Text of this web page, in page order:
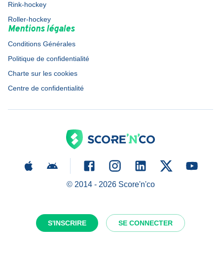
S'INSCRIRE SE CONNECTER
Rink-hockey
Roller-hockey
Mentions légales
Conditions Générales
Politique de confidentialité
Charte sur les cookies
Centre de confidentialité
© 2014 - 2026Score'n'co